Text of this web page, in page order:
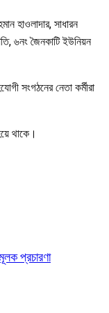
হাওলাদার, সাধারন
৬নং জৈনকাটি ইউনিয়ন
সংগঠনের নেতা কর্মীরা
থাকে।
প্রচারণা